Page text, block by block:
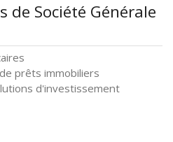
de Société Générale
prêts immobiliers
d'investissement